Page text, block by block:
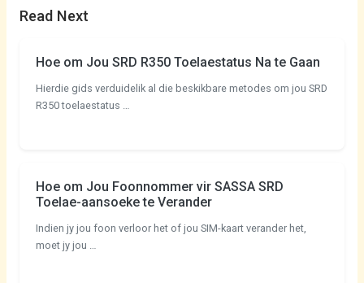
Read Next
Hoe om Jou SRD R350 Toelaestatus Na te Gaan
Hierdie gids verduidelik al die beskikbare metodes om jou SRD
R350 toelaestatus …
Hoe om Jou Foonnommer vir SASSA SRD
Toelae-aansoeke te Verander
Indien jy jou foon verloor het of jou SIM-kaart verander het,
moet jy jou …